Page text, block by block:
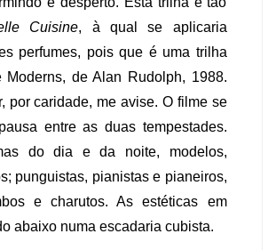
Cuisine, à qual se aplicaria
perfumes, pois que é uma trilha
de Alan Rudolph, 1988.
por caridade, me avise. O filme se
entre as duas tempestades.
do dia e da noite, modelos,
punguistas, pianistas e pianeiros,
e charutos. As estéticas em
abaixo numa escadaria cubista.